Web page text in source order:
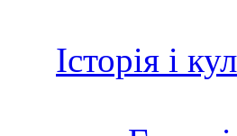
Історія і